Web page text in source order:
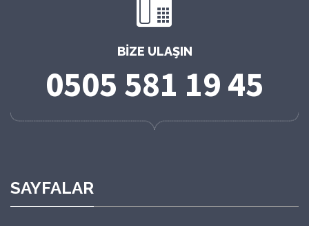
BIZE ULAŞIN
0505 581 19 45
SAYFALAR